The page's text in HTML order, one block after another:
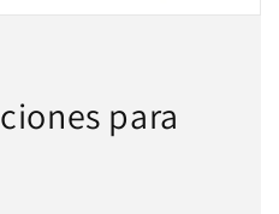
para